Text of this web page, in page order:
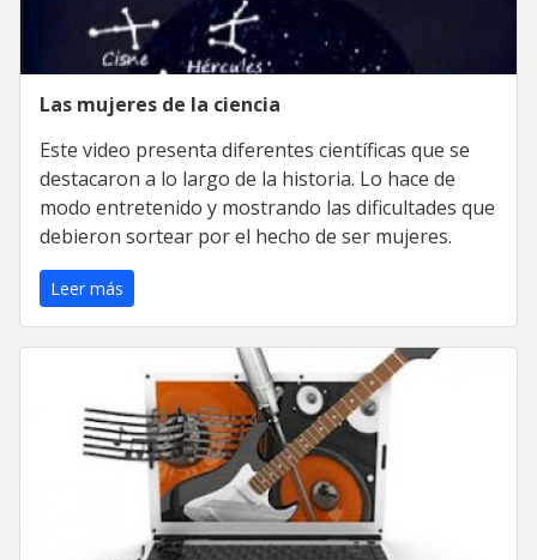
Las mujeres de la ciencia
Este video presenta diferentes científicas que se
destacaron a lo largo de la historia. Lo hace de
modo entretenido y mostrando las dificultades que
debieron sortear por el hecho de ser mujeres.
Leer más